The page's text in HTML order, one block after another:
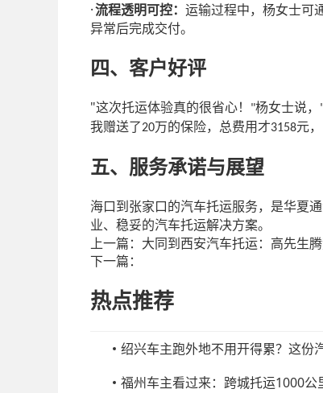
·流程透明可控： 运输过程中，杨女士可
异常后完成交付。
四、客户好评
"这次托运体验真的很省心！ "杨女士说，
我赠送了20万的保险，总费用才3158元
五、服务承诺与展望
海口到张家口的汽车托运服务，是华夏
业、稳妥的汽车托运解决方案。
上一篇： 大同到西安汽车托运：高先生
下一篇：
热点推荐
绍兴车主跑外地不用开得累？这份
福州车主看过来：跨城托运1000